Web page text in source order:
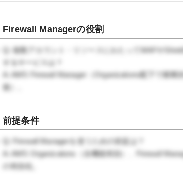
Firewall Managerの役割
Q: 複数アカウント・リソースにわたってWAFや
するサービスは？
A: AWS Firewall Manager（Organizations配下で横
復）。
前提条件
Q: Firewall Managerを使うための前提は？
A: AWS Organizations（全機能有効）、Firewall
の有効化。